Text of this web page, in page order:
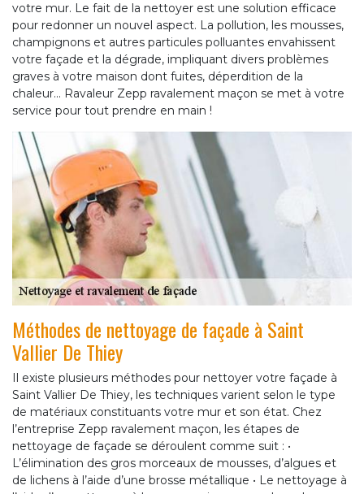
votre mur. Le fait de la nettoyer est une solution efficace
pour redonner un nouvel aspect. La pollution, les mousses,
champignons et autres particules polluantes envahissent
votre façade et la dégrade, impliquant divers problèmes
graves à votre maison dont fuites, déperdition de la
chaleur... Ravaleur Zepp ravalement maçon se met à votre
service pour tout prendre en main !
Méthodes de nettoyage de façade à Saint
Vallier De Thiey
Il existe plusieurs méthodes pour nettoyer votre façade à
Saint Vallier De Thiey, les techniques varient selon le type
de matériaux constituants votre mur et son état. Chez
l’entreprise Zepp ravalement maçon, les étapes de
nettoyage de façade se déroulent comme suit : •
L’élimination des gros morceaux de mousses, d’algues et
de lichens à l’aide d’une brosse métallique • Le nettoyage à